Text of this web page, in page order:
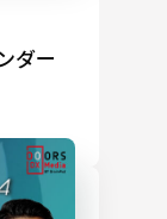
ダー